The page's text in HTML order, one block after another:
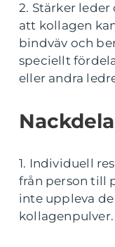
2. Stärker
att kollagen
bindväv och
speciellt
eller andra
1. Individuell
från person till
inte uppleva
kollagenpulver.